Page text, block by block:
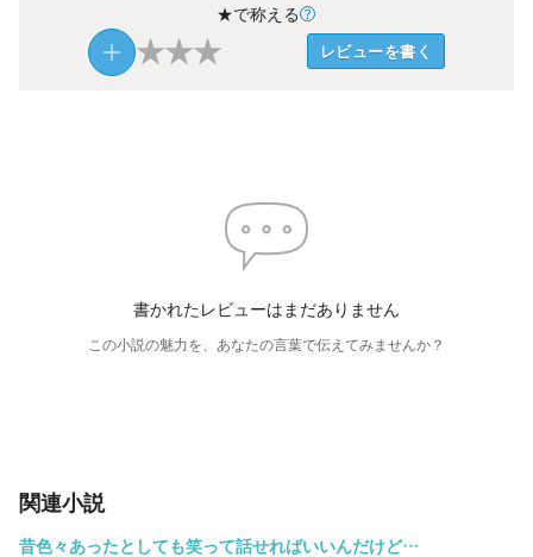
★で称える
★★★ レビューを書く
書かれたレビューはまだありません
この小説の魅力を、あなたの言葉で伝えてみませんか？
関連小説
昔色々あったとしても笑って話せればいいんだけど…